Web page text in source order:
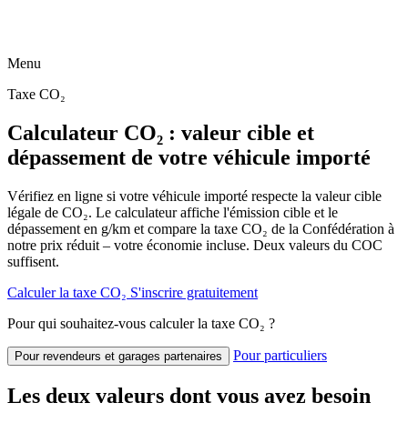
Menu
Taxe CO₂
Calculateur CO₂ : valeur cible et
dépassement de votre véhicule importé
Vérifiez en ligne si votre véhicule importé respecte la valeur cible
légale de CO₂. Le calculateur affiche l'émission cible et le
dépassement en g/km et compare la taxe CO₂ de la Confédération à
notre prix réduit – votre économie incluse. Deux valeurs du COC
suffisent.
Calculer la taxe CO₂ S'inscrire gratuitement
Pour qui souhaitez-vous calculer la taxe CO₂ ?
Pour revendeurs et garages partenaires Pour particuliers
Les deux valeurs dont vous avez besoin